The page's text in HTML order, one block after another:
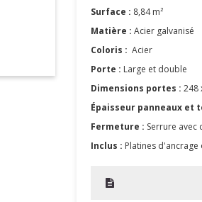
Surface : 8,84 m²
Matière : Acier galvanisé
Coloris : Acier
Porte : Large et double
Dimensions portes : 248
Épaisseur panneaux et
Fermeture : Serrure avec
Inclus : Platines